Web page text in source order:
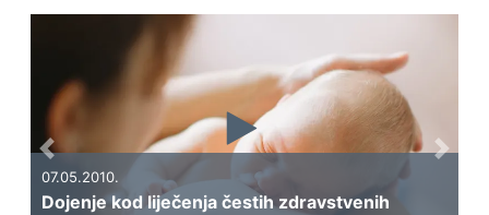
07.05.2010.
Dojenje kod liječenja čestih zdravstvenih
Previous Next